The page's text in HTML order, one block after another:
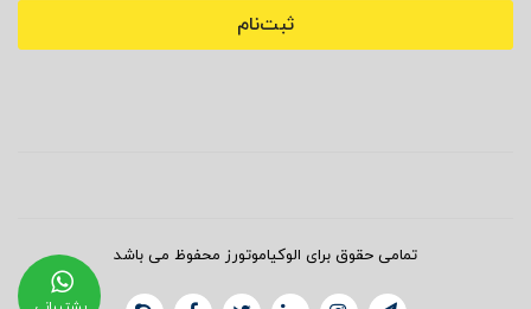
ثبت‌نام
تمامی حقوق برای الوکیاموتورز محفوظ می باشد